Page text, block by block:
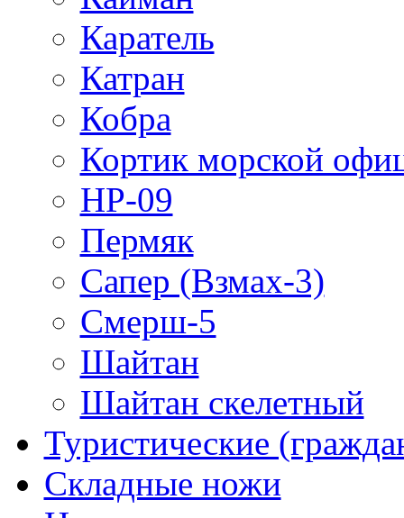
Каратель
Катран
Кобра
Кортик морской
НР-09
Пермяк
Сапер (Взмах-3)
Смерш-5
Шайтан
Шайтан скелетный
Туристические
Складные ножи